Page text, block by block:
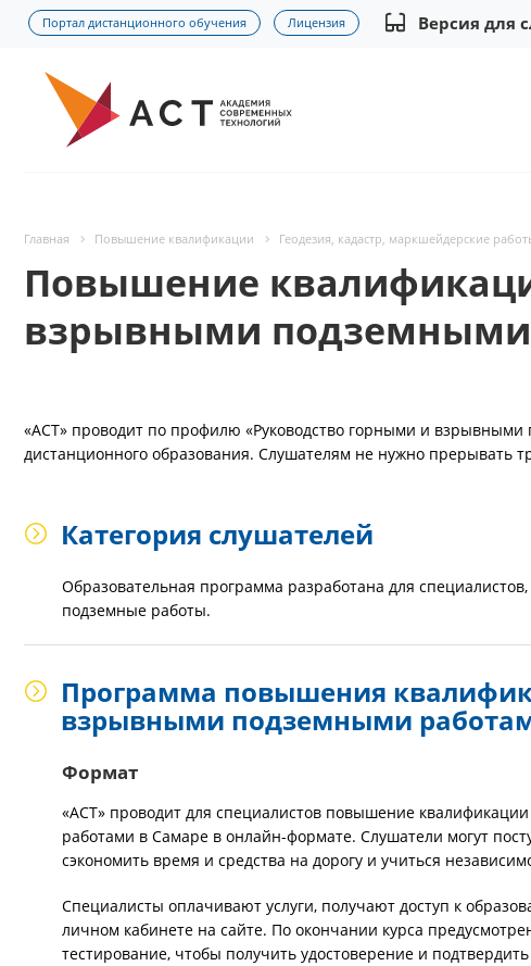
Портал дистанционного обучения Лицензия Версия для
Главная Повышение квалификации Геодезия, кадастр, маркшейдерские
Повышение
взрывными подземными
«АСТ» проводит по профилю «Руководство горными и
дистанционного образования. Слушателям не нужно прерывать
Категория слушателей
Образовательная программа разработана для
подземные работы.
Программа повышения
взрывными подземными
Формат
«АСТ» проводит для специалистов повышение
работами в Самаре в онлайн-формате. Слушатели могут
сэкономить время и средства на дорогу и учиться
Специалисты оплачивают услуги, получают доступ к
личном кабинете на сайте. По окончании курса
тестирование, чтобы получить удостоверение и